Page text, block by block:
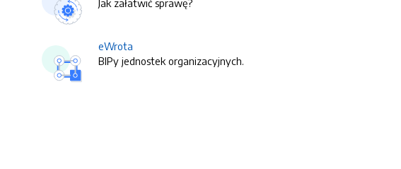
eWrota
BIPy jednostek organizacyjnych.